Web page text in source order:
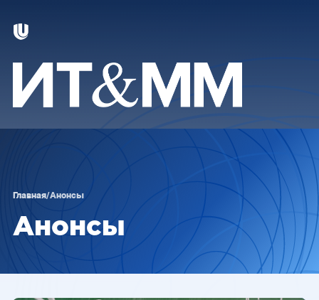
Главная/Анонсы
Анонсы